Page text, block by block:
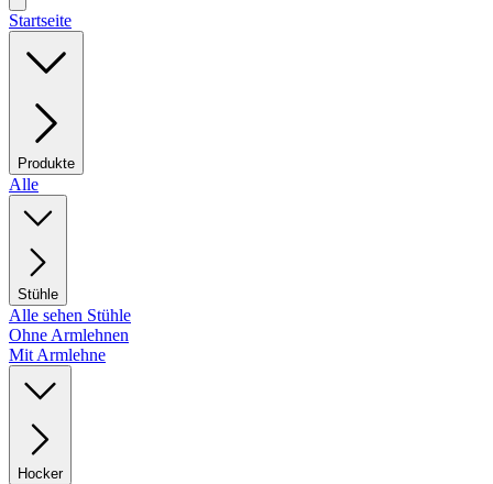
Startseite
Produkte
Alle
Stühle
Alle sehen Stühle
Ohne Armlehnen
Mit Armlehne
Hocker